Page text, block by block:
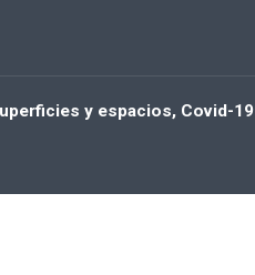
y espacios, Covid-19